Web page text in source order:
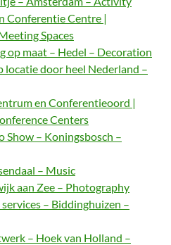
Conferentie Centre |
Spaces
op maat – Hedel – Decoration
locatie door heel Nederland –
en Conferentieoord |
Centers
Show – Koningsbosch –
– Music
aan Zee – Photography
– Biddinghuizen –
– Hoek van Holland –